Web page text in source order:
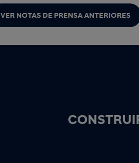
VER NOTAS DE PRENSA ANTERIORES